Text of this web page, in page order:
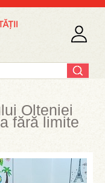
Olteniei
fără limite